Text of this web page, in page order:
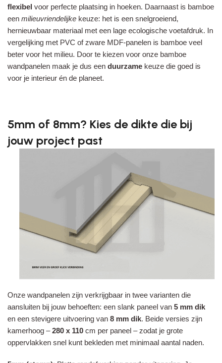
flexibel voor perfecte plaatsing in hoeken. Daarnaast is bamboe
een milieuvriendelijke keuze: het is een snelgroeiend,
hernieuwbaar materiaal met een lage ecologische voetafdruk. In
vergelijking met PVC of zware MDF-panelen is bamboe veel
beter voor het milieu. Door te kiezen voor onze bamboe
wandpanelen maak je dus een duurzame keuze die goed is
voor je interieur én de planeet.
5mm of 8mm? Kies de dikte die bij
jouw project past
Onze wandpanelen zijn verkrijgbaar in twee varianten die
aansluiten bij jouw behoeften: een slank paneel van 5 mm dik
en een stevigere uitvoering van 8 mm dik. Beide versies zijn
kamerhoog –280 x 110 cm per paneel – zodat je grote
oppervlakken snel kunt bekleden met minimaal aantal naden.